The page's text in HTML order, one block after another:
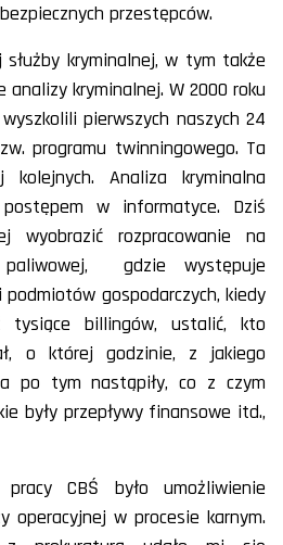
przestępców.
służby kryminalnej, w tym także
analizy kryminalnej. W 2000 roku
pierwszych naszych 24
programu twinningowego. Ta
kolejnych. Analiza kryminalna
w informatyce. Dziś
rozpracowanie na
gdzie występuje
gospodarczych, kiedy
tysiące billingów, ustalić, kto
o której godzinie, z jakiego
po tym nastąpiły, co z czym
były przepływy finansowe itd.,
CBŚ było umożliwienie
operacyjnej w procesie karnym.